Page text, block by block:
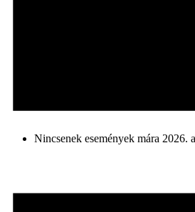
Nincsenek események mára 2026.